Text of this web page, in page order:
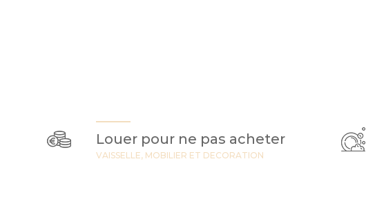
Louer pour ne pas acheter
VAISSELLE, MOBILIER ET DECORATION